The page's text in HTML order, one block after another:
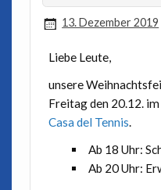
13. Dezember 2019
Liebe Leute,
unsere
Freitag den 20.12. im
Casa del Tennis.
Ab 18 Uhr:
Ab 20 Uhr: